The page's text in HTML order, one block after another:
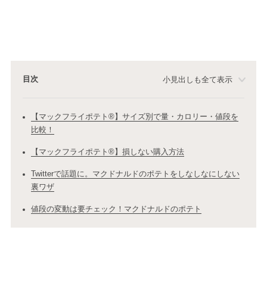
目次 小見出しも全て表示
【マックフライポテト®】サイズ別で量・カロリー・値段を
比較！
【マックフライポテト®】損しない購入方法
Twitterで話題に。マクドナルドのポテトをしなしなにしない
裏ワザ
値段の変動は要チェック！マクドナルドのポテト